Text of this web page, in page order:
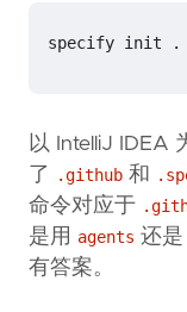
以 IntelliJ IDEA
了
.github 和
命令对应于
是用 agents 还是
有答案。